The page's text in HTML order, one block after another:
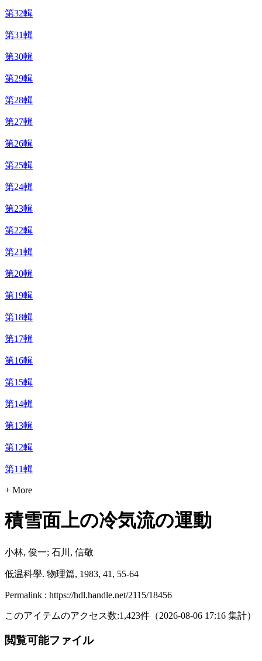
第32輯
第31輯
第30輯
第29輯
第28輯
第27輯
第26輯
第25輯
第24輯
第23輯
第22輯
第21輯
第20輯
第19輯
第18輯
第17輯
第16輯
第15輯
第14輯
第13輯
第12輯
第11輯
+ More
積雪面上の冷気流の運動
小林, 俊一; 石川, 信敬
低温科學. 物理篇, 1983, 41, 55-64
Permalink : https://hdl.handle.net/2115/18456
このアイテムのアクセス数:1,423件 （2026-08-06 17:16 集計）
閲覧可能ファイル